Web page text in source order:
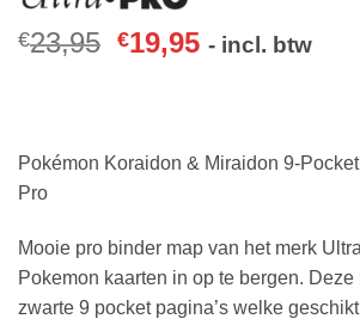
€23,95 €19,95 - incl. btw
Pokémon Koraidon & Miraidon 9-
Pro
Mooie pro binder map van het merk
Pokemon kaarten in op te bergen. Deze
zwarte 9 pocket pagina’s welke